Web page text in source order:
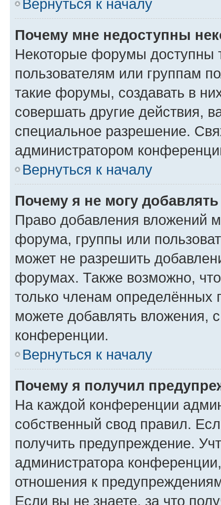
Вернуться к началу
Почему мне недоступны
Некоторые форумы доступны
пользователям или группам
такие форумы, создавать в
совершать другие действия,
специальное разрешение.
администратором
Вернуться к началу
Почему я не могу
Право добавления вложений
форума, группы или
может не разрешить
форумах. Также возможно,
только членам определённых
можете добавлять вложения,
конференции.
Вернуться к началу
Почему я получил
На каждой конференции
собственный свод правил.
получить предупреждение.
администратора
отношения к
Если вы не знаете, за что